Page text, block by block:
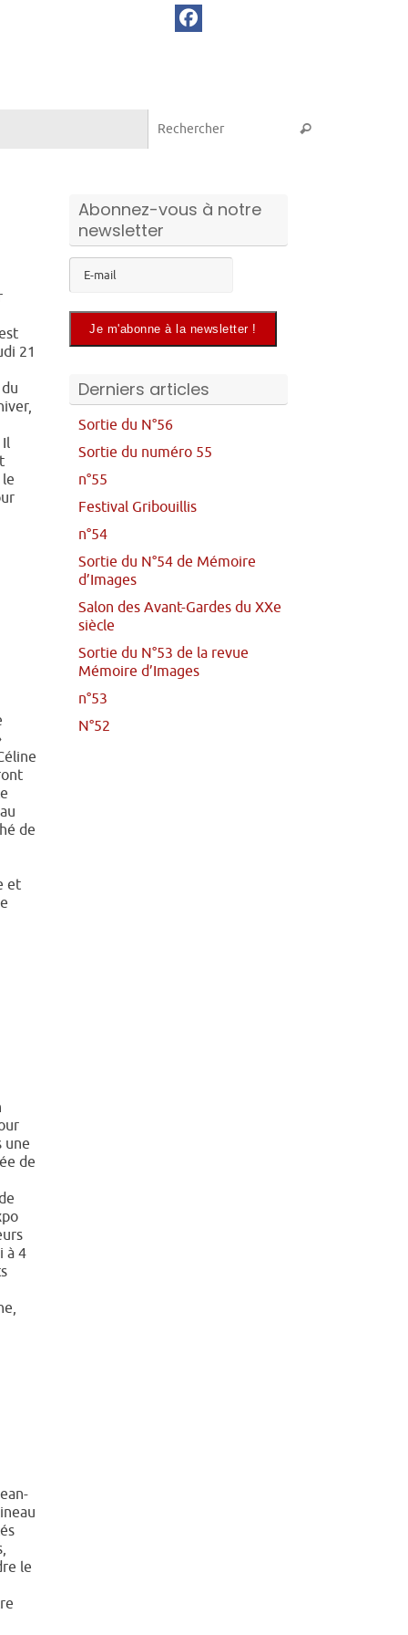
Rechercher
21
Il
de
et
une
de
à 4
le
Abonnez-vous à notre
newsletter
Derniers articles
Sortie du N°56
Sortie du numéro 55
n°55
Festival Gribouillis
n°54
Sortie du N°54 de Mémoire
d’Images
Salon des Avant-Gardes du XXe
siècle
Sortie du N°53 de la revue
Mémoire d’Images
n°53
N°52